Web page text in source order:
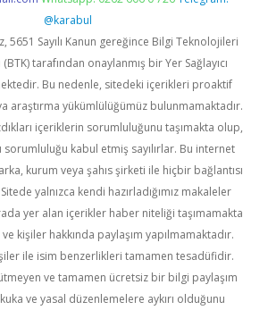
@karabul
5651 Sayılı Kanun gereğince Bilgi Teknolojileri
tarafından onaylanmış bir Yer Sağlayıcı
Bu nedenle, sitedeki içerikleri proaktif
araştırma yükümlülüğümüz bulunmamaktadır.
içeriklerin sorumluluğunu taşımakta olup,
kabul etmiş sayılırlar. Bu internet
kurum veya şahıs şirketi ile hiçbir bağlantısı
yalnızca kendi hazırladığımız makaleler
yer alan içerikler haber niteliği taşımamakta
kişiler hakkında paylaşım yapılmamaktadır.
ile isim benzerlikleri tamamen tesadüfidir.
ve tamamen ücretsiz bir bilgi paylaşım
ve yasal düzenlemelere aykırı olduğunu